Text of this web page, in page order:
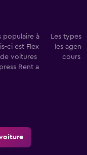
populaire à
ci est Flex
voitures
Rent a
Les types
les
cours